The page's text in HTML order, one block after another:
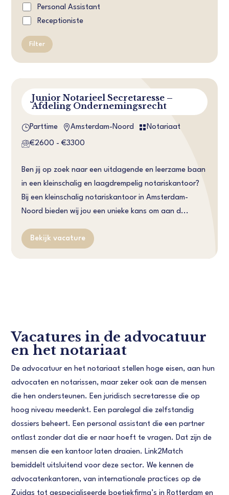
Personal Assistant
Receptioniste
Filter
Junior Notarieel Secretaresse –
Afdeling Ondernemingsrecht
}Parttime Amsterdam-Noord Notariaat
€2600 - €3300
Ben jij op zoek naar een uitdagende en leerzame baan
in een kleinschalig en laagdrempelig notariskantoor?
Bij een kleinschalig notariskantoor in Amsterdam-
Noord bieden wij jou een unieke kans om aan d...
Bekijk vacature
Vacatures in de advocatuur
en het notariaat
De advocatuur en het notariaat stellen hoge eisen, aan hun
advocaten en notarissen, maar zeker ook aan de mensen
die hen ondersteunen. Een juridisch secretaresse die op
hoog niveau meedenkt. Een paralegal die zelfstandig
dossiers beheert. Een personal assistant die een partner
ontlast zonder dat die er naar hoeft te vragen. Dat zijn de
mensen die een kantoor laten draaien. Link2Match
bemiddelt uitsluitend voor deze sector. We kennen de
advocatenkantoren, van internationale practices op de
Zuidas tot gespecialiseerde boetiekfirma’s in Rotterdam en